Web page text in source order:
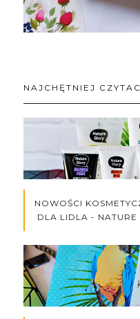
NAJCHĘTNIEJ
NOWOŚCI
DLA LIDLA - NATURE